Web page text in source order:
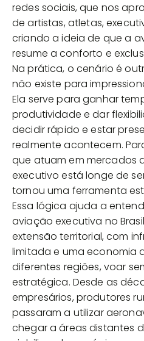
redes sociais, que nos
de artistas, atletas,
criando a ideia de que a
resume a conforto e
Na prática, o cenário é
não existe para
Ela serve para ganhar
produtividade e dar
decidir rápido e estar
realmente acontecem.
que atuam em mercados
executivo está longe de
tornou uma ferramenta
Essa lógica ajuda a
aviação executiva no
extensão territorial, com
limitada e uma economia
diferentes regiões, voar
estratégica. Desde as
empresários, produtores
passaram a utilizar
chegar a áreas distantes